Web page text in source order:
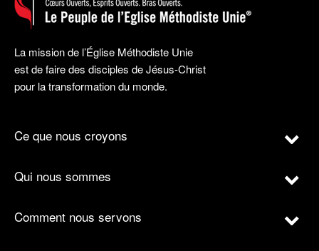
La mission de l’Église Méthodiste Unie
est de faire des disciples de Jésus-Christ
pour la transformation du monde.
Ce que nous croyons
Qui nous sommes
Comment nous servons